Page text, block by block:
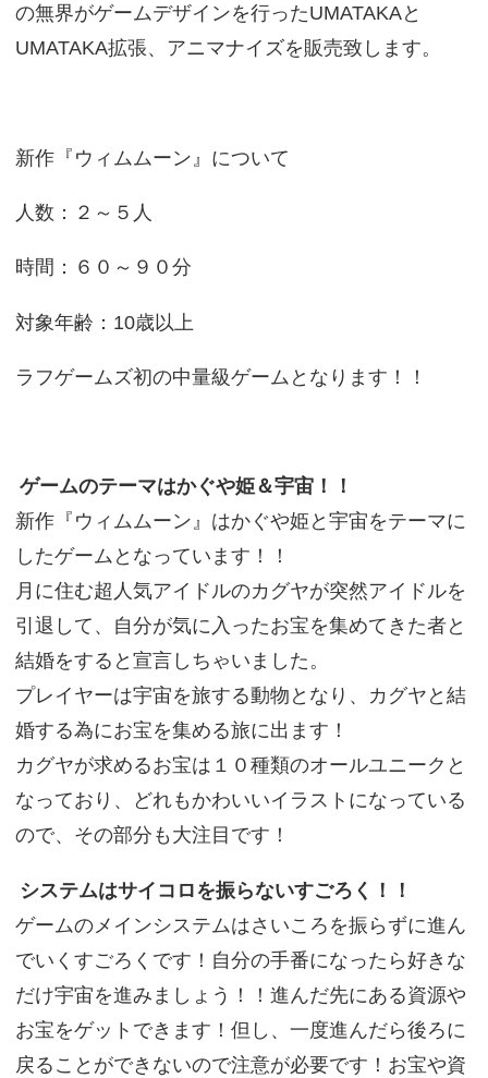
の無界がゲームデザインを行ったUMATAKAと
UMATAKA拡張、アニマナイズを販売致します。
新作『ウィムムーン』について
人数：２～５人
時間：６０～９０分
対象年齢：10歳以上
ラフゲームズ初の中量級ゲームとなります！！
ゲームのテーマはかぐや姫＆宇宙！！
新作『ウィムムーン』はかぐや姫と宇宙をテーマに
したゲームとなっています！！
月に住む超人気アイドルのカグヤが突然アイドルを
引退して、自分が気に入ったお宝を集めてきた者と
結婚をすると宣言しちゃいました。
プレイヤーは宇宙を旅する動物となり、カグヤと結
婚する為にお宝を集める旅に出ます！
カグヤが求めるお宝は１０種類のオールユニークと
なっており、どれもかわいいイラストになっている
ので、その部分も大注目です！
システムはサイコロを振らないすごろく！！
ゲームのメインシステムはさいころを振らずに進ん
でいくすごろくです！自分の手番になったら好きな
だけ宇宙を進みましょう！！進んだ先にある資源や
お宝をゲットできます！但し、一度進んだら後ろに
戻ることができないので注意が必要です！お宝や資